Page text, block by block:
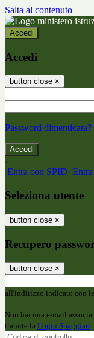
Salta al contenuto
Accedi
Accedi
button close ×
Password dimenticata?
-
Entra con SPID
Seleziona utente
button close ×
Recupero
button close ×
all'indirizzo indicato con
Non hai una e-mail
tramite la Login Spaggiari